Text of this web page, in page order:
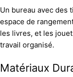
Un bureau avec des
espace de
les livres, et les
travail organisé.
Matériaux